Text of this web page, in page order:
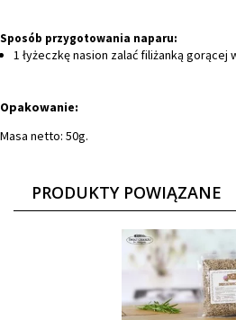
Sposób przygotowania naparu:
1 łyżeczkę nasion zalać filiżanką gorącej
Opakowanie:
Masa netto: 50g.
PRODUKTY POWIĄZANE